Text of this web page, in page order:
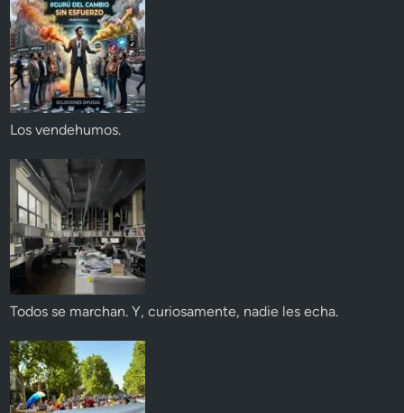
Los vendehumos.
Todos se marchan. Y, curiosamente, nadie les echa.